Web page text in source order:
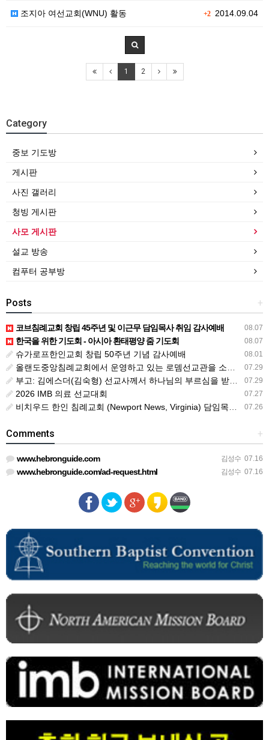
+22014.09.04
조지아 여선교회(WNU) 활동
1 2
Category
중보 기도방
게시판
사진 갤러리
청빙 게시판
사모 게시판
설교 방송
컴푸터 공부방
+
Posts
08.07
코브침례교회 창립 45주년 및 이근무 담임목사 취임 감사예배
08.07
한국을 위한 기도회 - 아시아 환태평양 줌 기도회
08.01
슈가로프한인교회 창립 50주년 기념 감사예배
07.29
올랜도중앙침례교회에서 운영하고 있는 로뎀선교관을 소개해 드립니다
07.29
부고: 김에스더(김숙형) 선교사께서 하나님의 부르심을 받았습니다.
07.27
2026 IMB 의료 선교대회
07.26
비치우드 한인 침례교회 (Newport News, Virginia) 담임목사 청빙
+
Comments
김성수 07.16
www.hebronguide.com
김성수 07.16
www.hebronguide.com/ad-request.html